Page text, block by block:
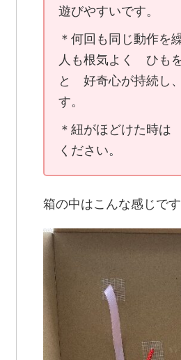
遊びやすいです。
＊何回も同じ動作
人も根気よく ひも
と 好奇心が持続し
す。
＊紐がほどけた時
ください。
箱の中はこんな感じです